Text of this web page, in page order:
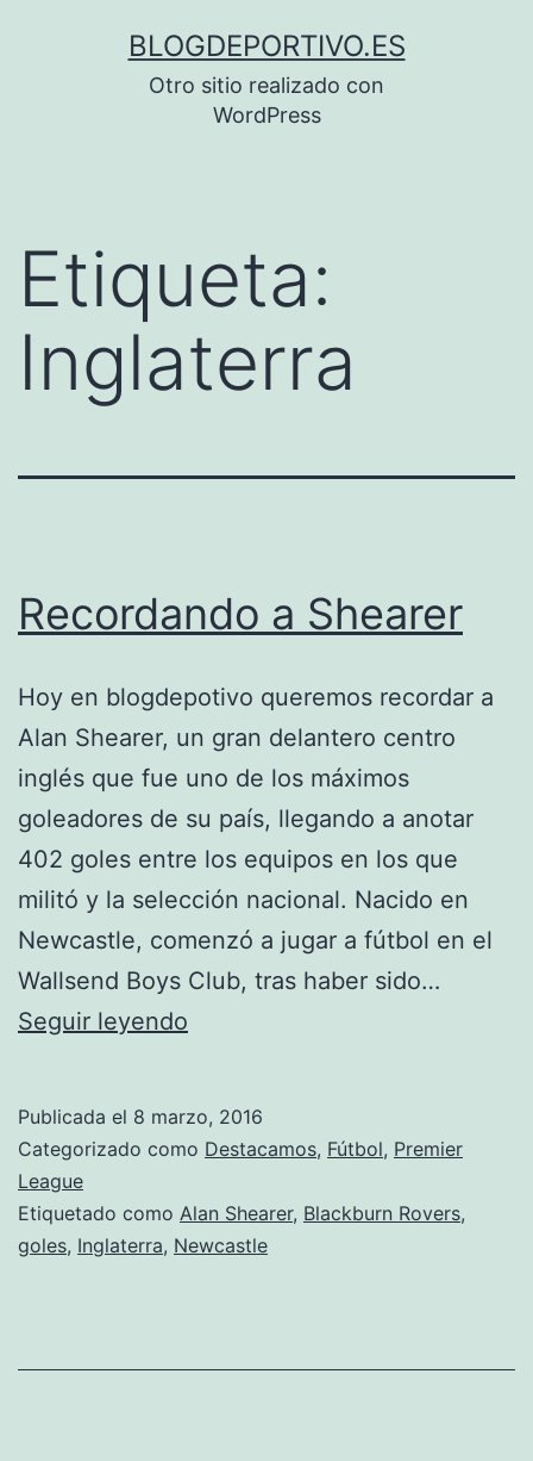
BLOGDEPORTIVO.ES
Otro sitio realizado con
WordPress
Etiqueta:
Inglaterra
Recordando a Shearer
Hoy en blogdepotivo queremos recordar a
Alan Shearer, un gran delantero centro
inglés que fue uno de los máximos
goleadores de su país, llegando a anotar
402 goles entre los equipos en los que
militó y la selección nacional. Nacido en
Newcastle, comenzó a jugar a fútbol en el
Wallsend Boys Club, tras haber sido…
Seguir leyendo
Publicada el 8 marzo, 2016
Categorizado como Destacamos, Fútbol, Premier
League
Etiquetado como Alan Shearer, Blackburn Rovers,
goles, Inglaterra, Newcastle